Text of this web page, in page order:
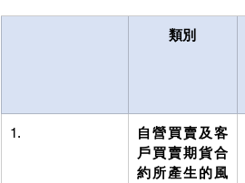
類別
1.
自營買賣及客
戶買賣期貨合
約所產生的風